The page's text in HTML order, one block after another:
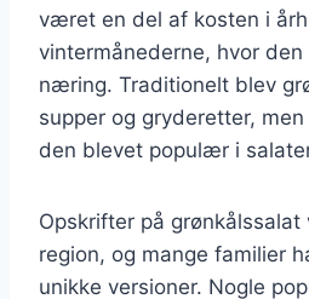
været en del af kosten i
vintermånederne, hvor
næring. Traditionelt blev
supper og gryderetter,
den blevet populær i
Opskrifter på
region, og mange familier
unikke versioner. Nogle